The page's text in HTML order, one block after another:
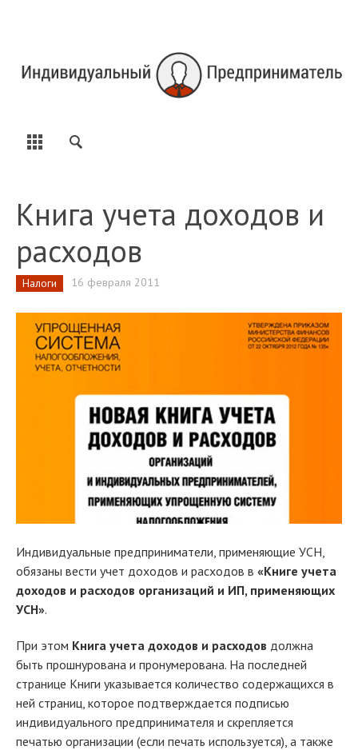
Книга учета доходов и
расходов
Налоги 16 февраля 2011
Индивидуальные предприниматели, применяющие УСН,
обязаны вести учет доходов и расходов в «Книге учета
доходов и расходов организаций и ИП, применяющих
УСН».
При этом Книга учета доходов и расходов должна
быть прошнурована и пронумерована. На последней
странице Книги указывается количество содержащихся в
ней страниц, которое подтверждается подписью
индивидуального предпринимателя и скрепляется
печатью организации (если печать используется), а также